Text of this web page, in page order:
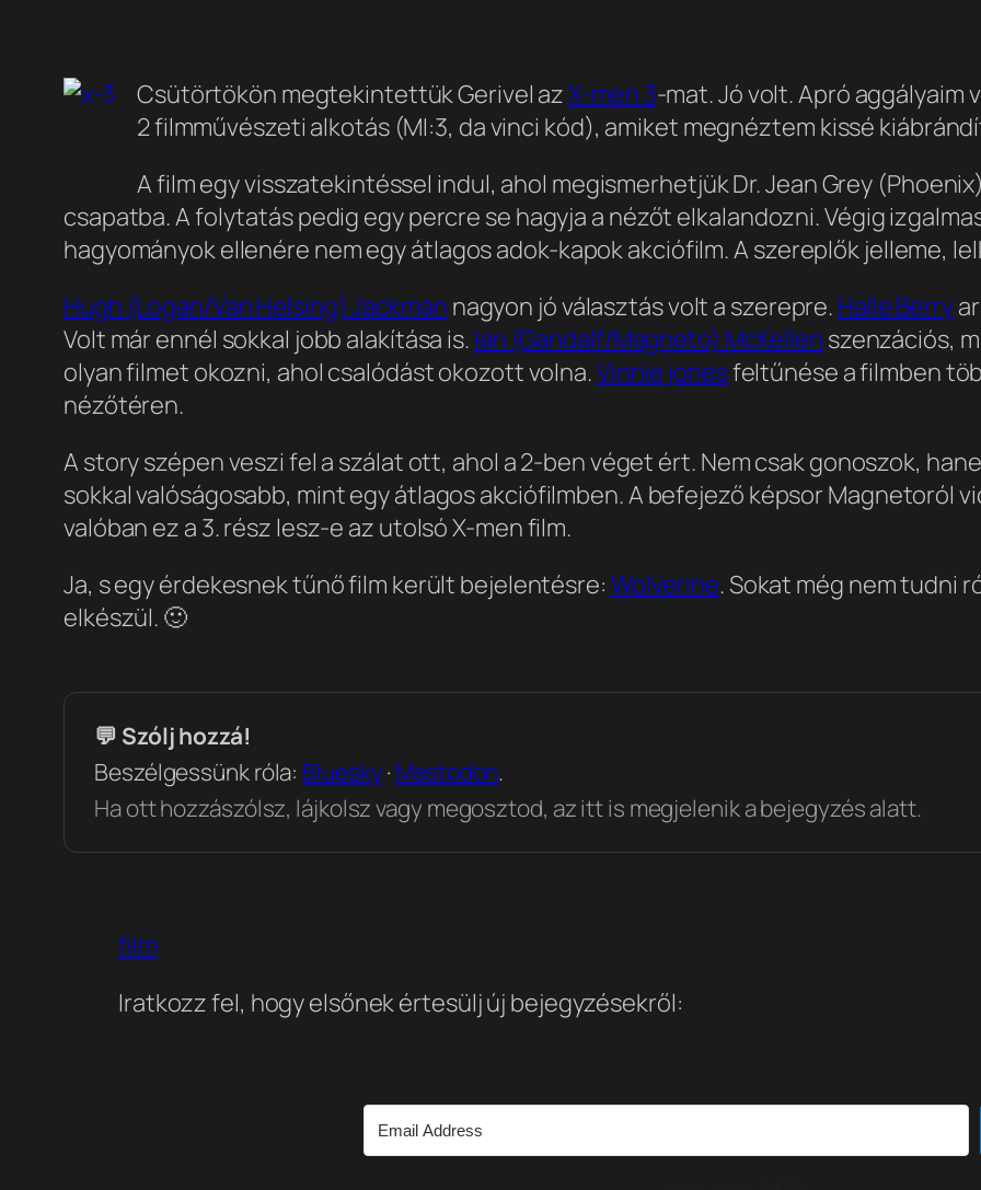
Csütörtökön megtekintettük Gerivel azX-men 3-mat. Jó volt. Apró aggályaim
2 filmművészeti alkotás (MI:3, da vinci kód), amiket megnéztem kissé
A film egy visszatekintéssel indul, ahol megismerhetjük Dr. Jean Grey
csapatba. A folytatás pedig egy percre se hagyja a nézőt elkalandozni. Végig
hagyományok ellenére nem egy átlagos adok-kapok akciófilm. A szereplők jelleme,
Hugh (Logan/Van Helsing) Jackman nagyon jó választás volt a szerepre. Halle Berry
Volt már ennél sokkal jobb alakítása is. Ian (Gandalf/Magneto) McKellen szenzációs,
olyan filmet okozni, ahol csalódást okozott volna.Vinnie jonesfeltűnése a filmben
nézőtéren.
A story szépen veszi fel a szálat ott, ahol a 2-ben véget ért. Nem csak gonoszok,
sokkal valóságosabb, mint egy átlagos akciófilmben. A befejező képsor Magnetoról
valóban ez a 3. rész lesz-e az utolsó X-men film.
Ja, s egy érdekesnek tűnő film került bejelentésre: Wolverine. Sokat még nem tudni
elkészül. 🙂
💬 Szólj hozzá!
Beszélgessünk róla: Bluesky·Mastodon.
Ha ott hozzászólsz, lájkolsz vagy megosztod, az itt is megjelenik a bejegyzés alatt.
film
Iratkozz fel, hogy elsőnek értesülj új bejegyzésekről: